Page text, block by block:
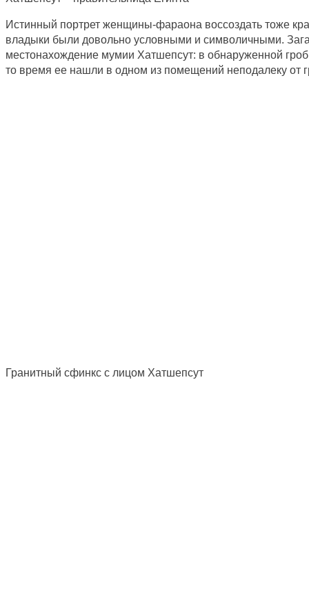
Истинный портрет женщины-фараона воссоздать тоже
владыки были довольно условными и символичными.
местонахождение мумии Хатшепсут: в обнаруженной
то время ее нашли в одном из помещений неподалеку от
Гранитный сфинкс с лицом Хатшепсут